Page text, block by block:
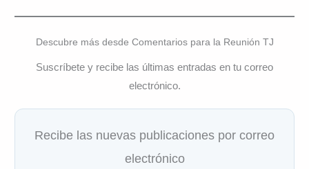
Descubre más desde Comentarios para la Reunión TJ
Suscríbete y recibe las últimas entradas en tu correo
electrónico.
Recibe las nuevas publicaciones por correo
electrónico